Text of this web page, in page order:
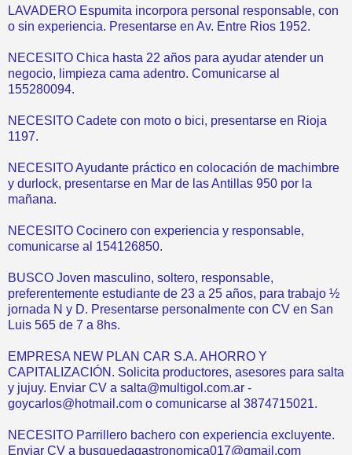
LAVADERO Espumita incorpora personal responsable, con
o sin experiencia. Presentarse en Av. Entre Rios 1952.
NECESITO Chica hasta 22 años para ayudar atender un
negocio, limpieza cama adentro. Comunicarse al
155280094.
NECESITO Cadete con moto o bici, presentarse en Rioja
1197.
NECESITO Ayudante práctico en colocación de machimbre
y durlock, presentarse en Mar de las Antillas 950 por la
mañana.
NECESITO Cocinero con experiencia y responsable,
comunicarse al 154126850.
BUSCO Joven masculino, soltero, responsable,
preferentemente estudiante de 23 a 25 años, para trabajo ½
jornada N y D. Presentarse personalmente con CV en San
Luis 565 de 7 a 8hs.
EMPRESA NEW PLAN CAR S.A. AHORRO Y
CAPITALIZACIÓN. Solicita productores, asesores para salta
y jujuy. Enviar CV a salta@multigol.com.ar -
goycarlos@hotmail.com o comunicarse al 3874715021.
NECESITO Parrillero bachero con experiencia excluyente.
Enviar CV a busquedagastronomica017@gmail.com